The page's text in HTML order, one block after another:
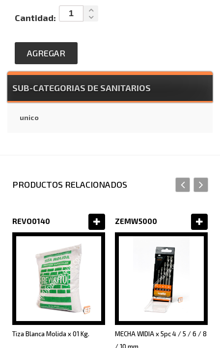
Cantidad:
AGREGAR
SUB-CATEGORIAS DE SANITARIOS
unico
PRODUCTOS RELACIONADOS
REVO0140
Tiza Blanca Molida x 01 Kg.
ZEMW5000
MECHA WIDIA x 5pc 4 / 5 / 6 / 8